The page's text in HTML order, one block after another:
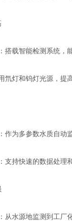
载智能检测系统，能
灯和钨灯光源，提高
为多参数水质自动监
持快速的数据处理和
水源地监测到工厂化